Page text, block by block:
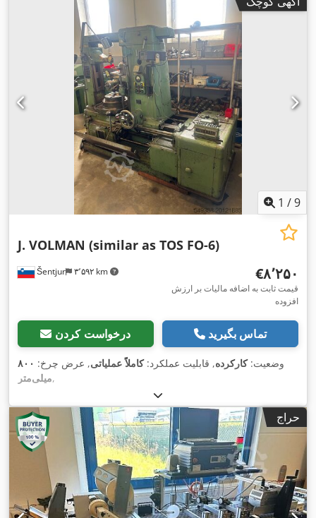
1 /9
Šentjur ۳٬۵۹۲ km
J. VOLMAN (similar as TOS FO-6)
‎€۸٬۲۵۰
قیمت ثابت به اضافه مالیات بر ارزش
افزوده
درخواست کردن تماس بگیرید
وضعیت:کارکرده, قابلیت عملکرد:کاملاً عملیاتی, عرض چرخ: ۸۰۰
میلی‌متر,
حراج